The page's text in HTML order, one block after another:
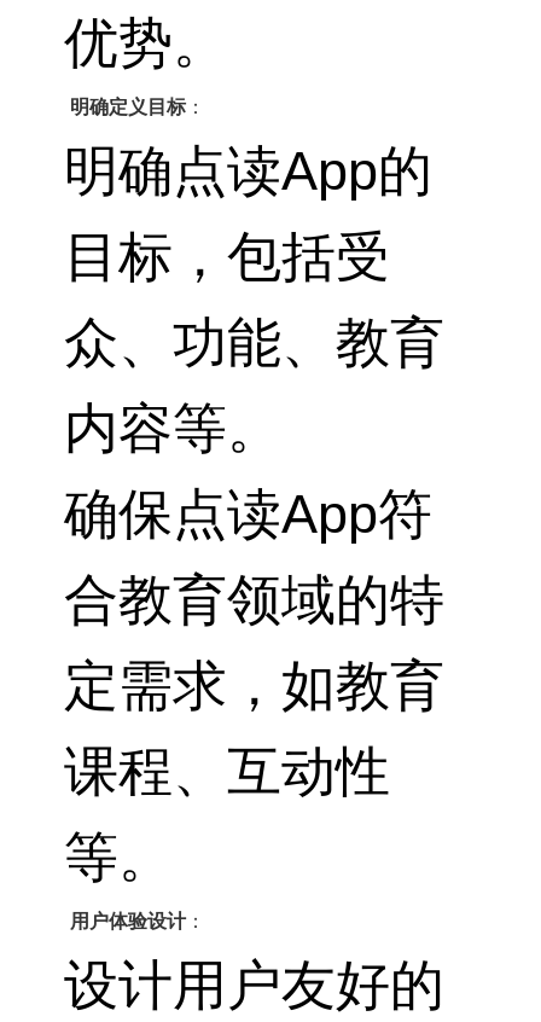
优势。
明确定义目标：
明确点读App的
目标，包括受
众、功能、教育
内容等。
确保点读App符
合教育领域的特
定需求，如教育
课程、互动性
等。
用户体验设计：
设计用户友好的